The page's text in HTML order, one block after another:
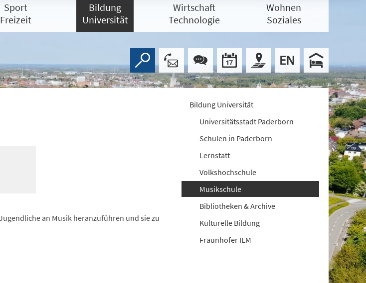
Sport
Freizeit
Bildung
Universität
Wirtschaft
Technologie
Wohnen
Soziales
an Musik heranzuführen und sie zu
Bildung Universität
Universitätsstadt Paderborn
Schulen in Paderborn
Lernstatt
Volkshochschule
Musikschule
Bibliotheken & Archive
Kulturelle Bildung
Fraunhofer IEM